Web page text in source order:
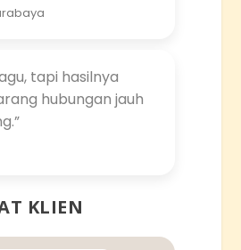
tapi hasilnya
hubungan jauh
KLIEN